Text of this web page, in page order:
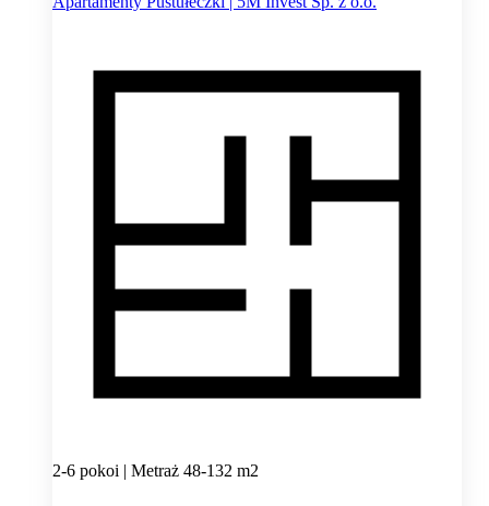
2-6 pokoi | Metraż 48-132 m2